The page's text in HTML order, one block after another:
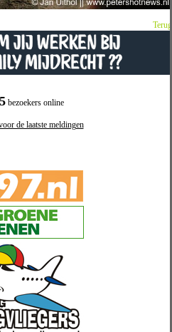
bezoekers online
de laatste meldingen
Terug